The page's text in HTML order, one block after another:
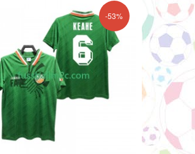
-53%